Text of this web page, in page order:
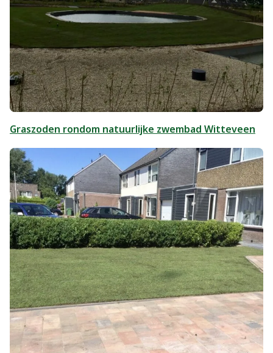
Graszoden rondom natuurlijke zwembad Witteveen